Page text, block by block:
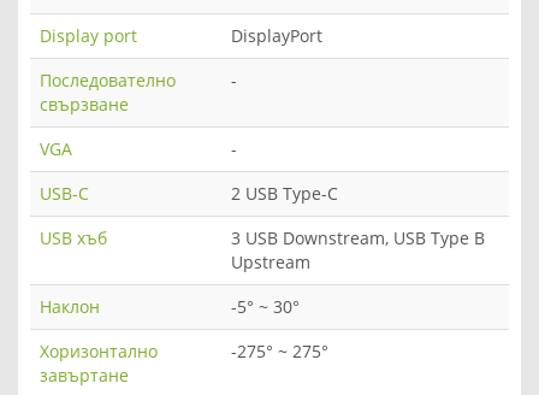
Display port
DisplayPort
Последователно
свързване
-
VGA
-
USB-C
2 USB Type-C
USB хъб
3 USB Downstream, USB Type B
Upstream
Наклон
-5° ~ 30°
Хоризонтално
завъртане
-275° ~ 275°